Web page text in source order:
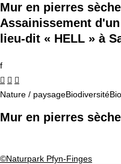
Mur en pierres
Assainissement
lieu-dit « HELL » à
f
  
Nature / paysageBiodiversité
Mur en pierres
©Naturpark Pfyn-Finges